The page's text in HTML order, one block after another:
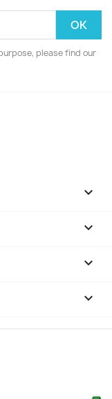
please find our



keyboard_arrow_down